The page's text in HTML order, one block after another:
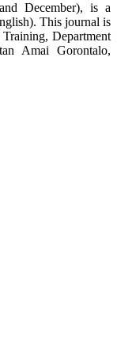
December), is a
This journal is
Department
Amai Gorontalo,